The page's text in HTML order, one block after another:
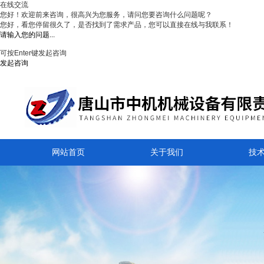
在线交流
您好！欢迎前来咨询，很高兴为您服务，请问您要咨询什么问题呢？
您好，看您停留很久了，是否找到了需求产品，您可以直接在线与我联系！
可按Enter键发起咨询
发起咨询
网站首页 关于我们 技